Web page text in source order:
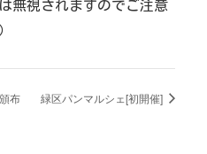
無視されますのでご注意
布 緑区パンマルシェ[初開催]